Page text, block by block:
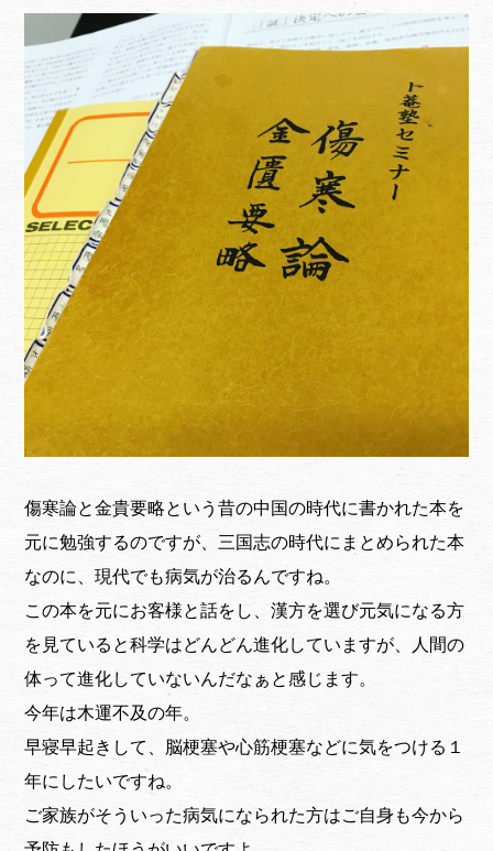
傷寒論と金貴要略という昔の中国の時代に書かれた本を
元に勉強するのですが、三国志の時代にまとめられた本
なのに、現代でも病気が治るんですね。
この本を元にお客様と話をし、漢方を選び元気になる方
を見ていると科学はどんどん進化していますが、人間の
体って進化していないんだなぁと感じます。
今年は木運不及の年。
早寝早起きして、脳梗塞や心筋梗塞などに気をつける１
年にしたいですね。
ご家族がそういった病気になられた方はご自身も今から